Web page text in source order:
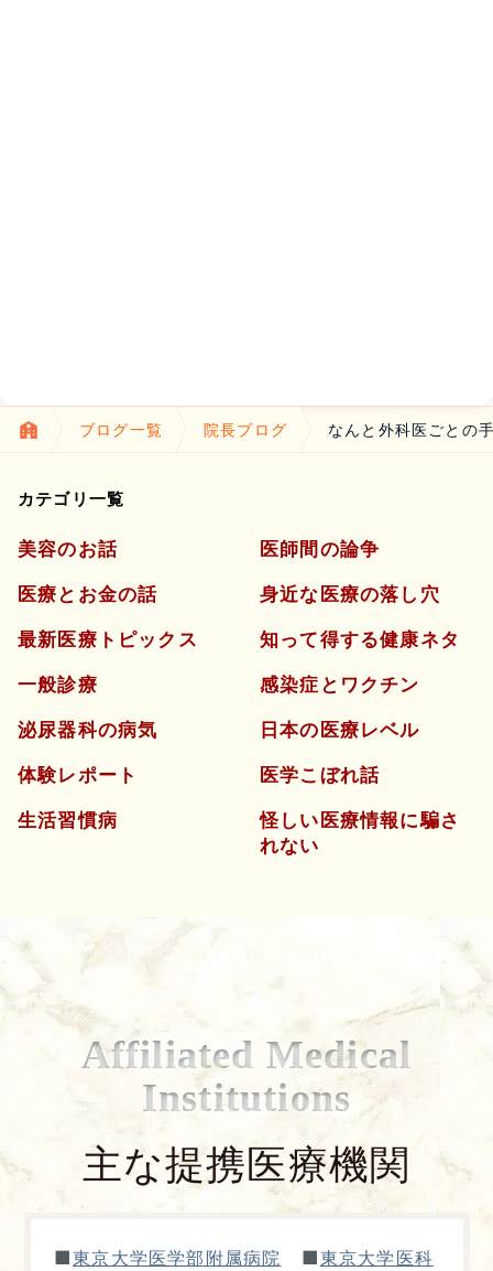
ブログ一覧 院長ブログ なんと外科医ごとの
カテゴリ一覧
美容のお話
医療とお金の話
最新医療トピックス
一般診療
泌尿器科の病気
体験レポート
生活習慣病
医師間の論争
身近な医療の落し穴
知って得する健康ネタ
感染症とワクチン
日本の医療レベル
医学こぼれ話
怪しい医療情報に騙さ
れない
Affiliated Medical
Institutions
主な提携医療機関
■東京大学医学部附属病院 ■東京大学医科